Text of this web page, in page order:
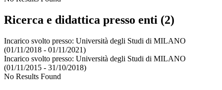
Ricerca e didattica presso enti (2)
Incarico svolto presso: Università degli Studi di MILANO
(01/11/2018 - 01/11/2021)
Incarico svolto presso: Università degli Studi di MILANO
(01/11/2015 - 31/10/2018)
No Results Found